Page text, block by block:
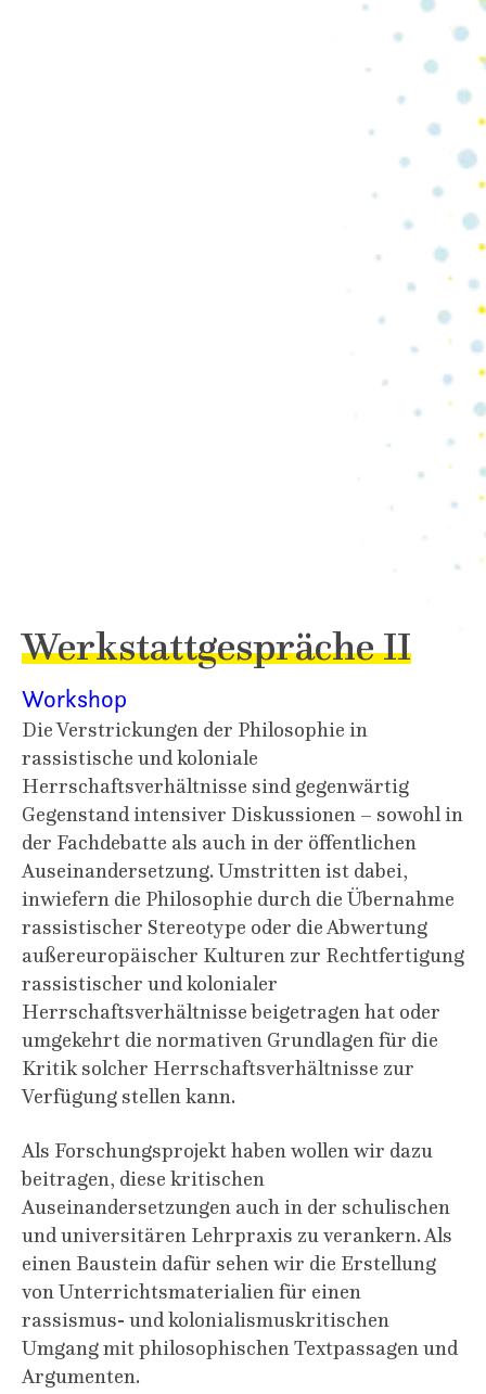
Werkstattgespräche II
Workshop
Die Verstrickungen der Philosophie in
rassistische und koloniale
Herrschaftsverhältnisse sind gegenwärtig
Gegenstand intensiver Diskussionen – sowohl in
der Fachdebatte als auch in der öffentlichen
Auseinandersetzung. Umstritten ist dabei,
inwiefern die Philosophie durch die Übernahme
rassistischer Stereotype oder die Abwertung
außereuropäischer Kulturen zur Rechtfertigung
rassistischer und kolonialer
Herrschaftsverhältnisse beigetragen hat oder
umgekehrt die normativen Grundlagen für die
Kritik solcher Herrschaftsverhältnisse zur
Verfügung stellen kann.
Als Forschungsprojekt haben wollen wir dazu
beitragen, diese kritischen
Auseinandersetzungen auch in der schulischen
und universitären Lehrpraxis zu verankern. Als
einen Baustein dafür sehen wir die Erstellung
von Unterrichtsmaterialien für einen
rassismus- und kolonialismuskritischen
Umgang mit philosophischen Textpassagen und
Argumenten.